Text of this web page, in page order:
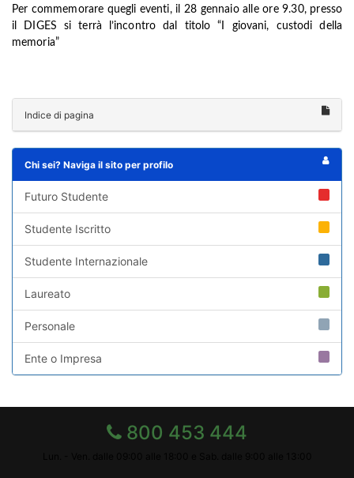
Per commemorare quegli eventi, il 28 gennaio alle ore 9.30, presso
il DIGES si terrà l’incontro dal titolo “I giovani, custodi della
memoria”
Indice di pagina
Chi sei? Naviga il sito per profilo
Futuro Studente
Studente Iscritto
Studente Internazionale
Laureato
Personale
Ente o Impresa
800 453 444